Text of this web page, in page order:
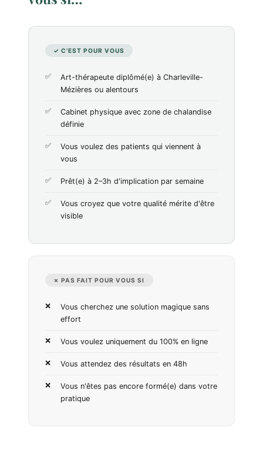
✓ C'EST POUR VOUS
Art-thérapeute diplômé(e) à Charleville-
Mézières ou alentours
Cabinet physique avec zone de chalandise
définie
Vous voulez des patients qui viennent à
vous
Prêt(e) à 2–3h d'implication par semaine
Vous croyez que votre qualité mérite d'être
visible
✗ PAS FAIT POUR VOUS SI
Vous cherchez une solution magique sans
effort
Vous voulez uniquement du 100% en ligne
Vous attendez des résultats en 48h
Vous n'êtes pas encore formé(e) dans votre
pratique